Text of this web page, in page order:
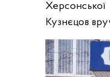
Кузнєцов